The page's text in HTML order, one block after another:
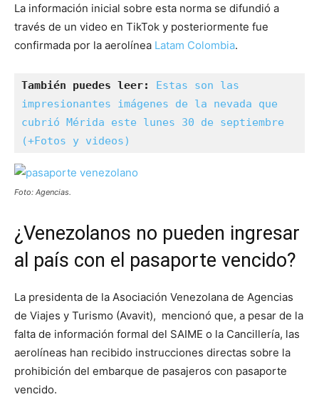
La información inicial sobre esta norma se difundió a
través de un video en TikTok y posteriormente fue
confirmada por la aerolínea Latam Colombia.
También puedes leer:
Estas son las
impresionantes imágenes de la nevada que
cubrió Mérida este lunes 30 de septiembre
(+Fotos y videos)
Foto: Agencias.
¿Venezolanos no pueden ingresar
al país con el pasaporte vencido?
La presidenta de la Asociación Venezolana de Agencias
de Viajes y Turismo (Avavit), mencionó que, a pesar de la
falta de información formal del SAIME o la Cancillería, las
aerolíneas han recibido instrucciones directas sobre la
prohibición del embarque de pasajeros con pasaporte
vencido.